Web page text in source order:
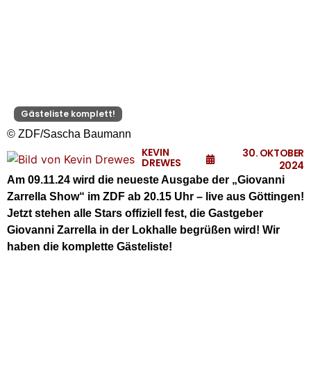
Gästeliste komplett!
© ZDF/Sascha Baumann
KEVIN
DREWES
30. OKTOBER
2024
Am 09.11.24 wird die neueste Ausgabe der „Giovanni
Zarrella Show“ im ZDF ab 20.15 Uhr – live aus Göttingen!
Jetzt stehen alle Stars offiziell fest, die Gastgeber
Giovanni Zarrella in der Lokhalle begrüßen wird! Wir
haben die komplette Gästeliste!